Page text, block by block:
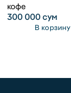
кофе
300 000сум
В корзину